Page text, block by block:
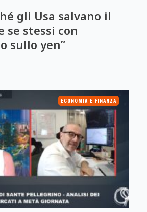
gli Usa salvano il
se stessi con
sullo yen”
ECONOMIA E FINANZA